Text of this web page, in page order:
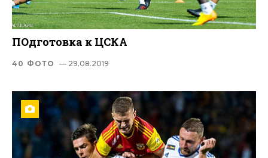
ПОдготовка к ЦСКА
40 ФОТО — 29.08.2019